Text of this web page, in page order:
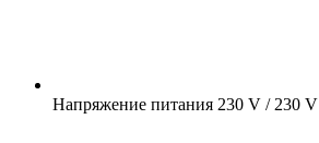
Напряжение питания 230 V / 230 V